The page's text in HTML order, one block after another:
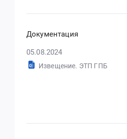
Документация
05.08.2024
Извещение. ЭТП ГПБ